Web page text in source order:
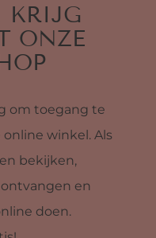
KRIJG
ONZE
om toegang te
winkel. Als
bekijken,
en
doen.